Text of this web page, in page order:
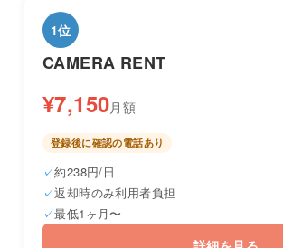
1位
CAMERA RENT
¥7,150月額
登録後に確認の電話あり
約238円/日
返却時のみ利用者負担
最低1ヶ月〜